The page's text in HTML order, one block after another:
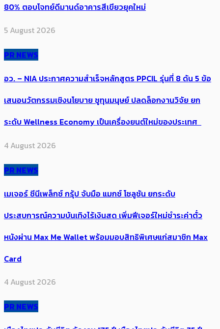
80% ตอบโจทย์ดีมานด์อาคารสีเขียวยุคใหม่
5 August 2026
PR NEWS
อว. – NIA ประกาศความสำเร็จหลักสูตร PPCIL รุ่นที่ 8 ดัน 5 ข้อ
เสนอนวัตกรรมเชิงนโยบาย ชูทุนมนุษย์ ปลดล็อกงานวิจัย ยก
ระดับ Wellness Economy เป็นเครื่องยนต์ใหม่ของประเทศ
4 August 2026
PR NEWS
เมเจอร์ ซีนีเพล็กซ์ กรุ้ป จับมือ แมกซ์ โซลูชัน ยกระดับ
ประสบการณ์ความบันเทิงไร้เงินสด เพิ่มฟีเจอร์ใหม่ชำระค่าตั๋ว
หนังผ่าน Max Me Wallet พร้อมมอบสิทธิพิเศษแก่สมาชิก Max
Card
4 August 2026
PR NEWS